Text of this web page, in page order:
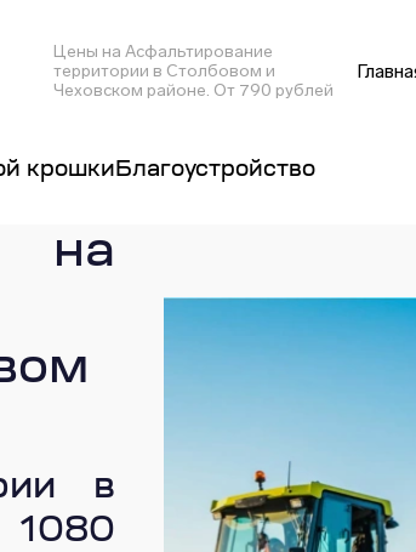
Цены на Асфальтирование
территории в Столбовом и
Чеховском районе. От 790 рублей
крошки Благоустройство
в